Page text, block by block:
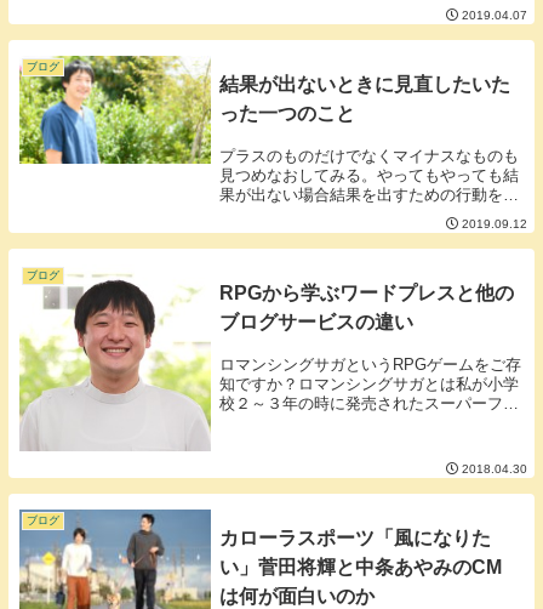
ィが廃れたことによりある日突然生き別れ
状態になってしまった友人あなたはいませ
んか？最近ではFacebookのアルゴリズム
2019.04.07
ブログ
結果が出ないときに見直したいた
った一つのこと
プラスのものだけでなくマイナスなものも
見つめなおしてみる。やってもやっても結
果が出ない場合結果を出すための行動を打
ち消しているものが存在しているかもしれ
ません。例えば「○○ダイエットも××ダイ
エットも痩せなかった」というあなた食べ
2019.09.12
ブログ
RPGから学ぶワードプレスと他の
ブログサービスの違い
ロマンシングサガというRPGゲームをご存
知ですか？ロマンシングサガとは私が小学
校２～３年の時に発売されたスーパーファ
れてしまうため何をしていいかわからなく
なることが...
2018.04.30
ブログ
カローラスポーツ「風になりた
い」菅田将輝と中条あやみのCM
は何が面白いのか